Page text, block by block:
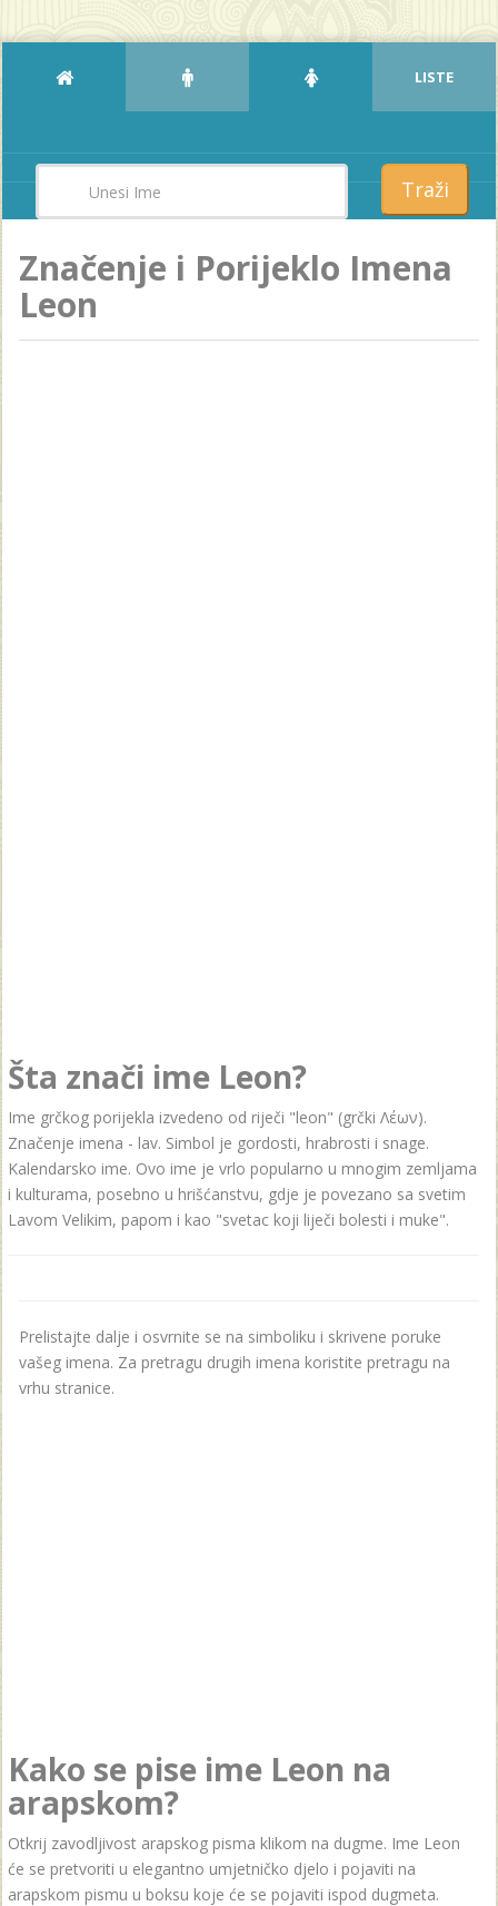
LISTE
Traži
Značenje i Porijeklo Imena
Leon
Šta znači ime Leon?
Ime grčkog porijekla izvedeno od riječi "leon" (grčki Λέων).
Značenje imena - lаv. Simbol je gordosti, hrabrosti i snage.
Kаlendаrsko ime. Ovo ime je vrlo popularno u mnogim zemljama
i kulturama, posebno u hrišćanstvu, gdje je povezano sa svetim
Lavom Velikim, papom i kao "svetac koji liječi bolesti i muke".
Prelistajte dalje i osvrnite se na simboliku i skrivene poruke
vašeg imena. Za pretragu drugih imena koristite pretragu na
vrhu stranice.
Kako se pise ime Leon na
arapskom?
Otkrij zavodljivost arapskog pisma klikom na dugme. Ime Leon
će se pretvoriti u elegantno umjetničko djelo i pojaviti na
arapskom pismu u boksu koje će se pojaviti ispod dugmeta.